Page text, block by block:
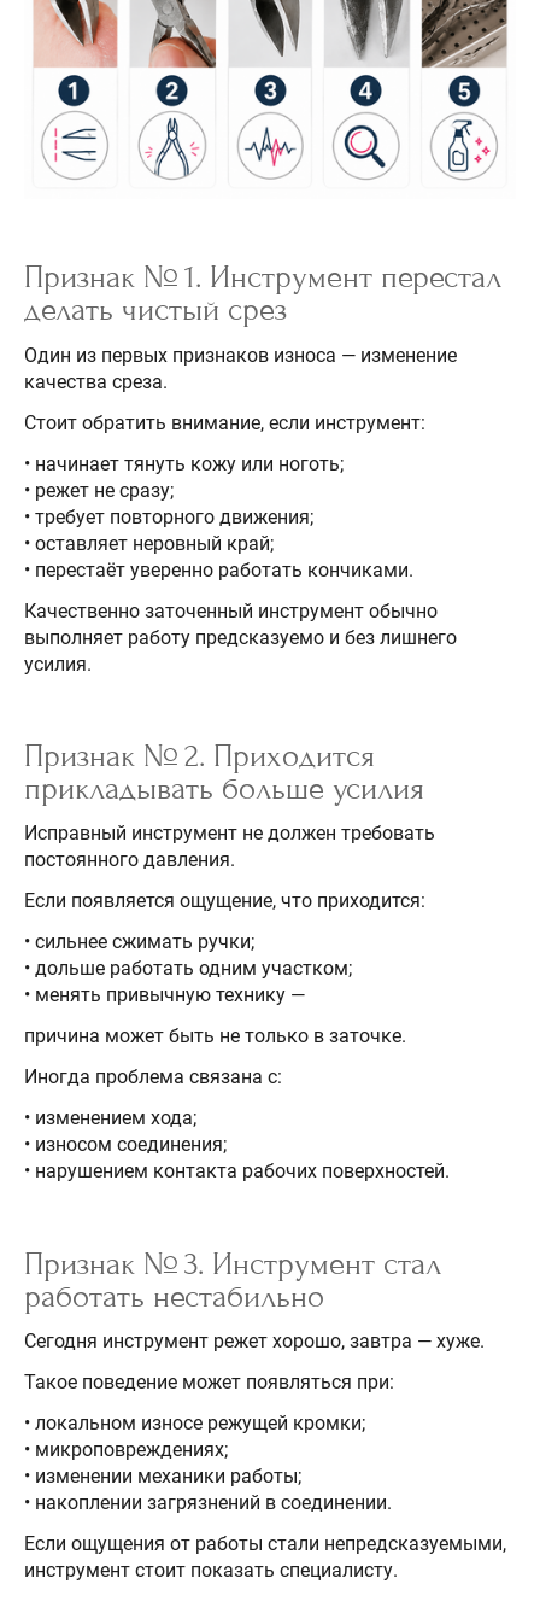
Признак № 1. Инструмент перестал
делать чистый срез
Один из первых признаков износа — изменение
качества среза.
Стоит обратить внимание, если инструмент:
• начинает тянуть кожу или ноготь;
• режет не сразу;
• требует повторного движения;
• оставляет неровный край;
• перестаёт уверенно работать кончиками.
Качественно заточенный инструмент обычно
выполняет работу предсказуемо и без лишнего
усилия.
Признак № 2. Приходится
прикладывать больше усилия
Исправный инструмент не должен требовать
постоянного давления.
Если появляется ощущение, что приходится:
• сильнее сжимать ручки;
• дольше работать одним участком;
• менять привычную технику —
причина может быть не только в заточке.
Иногда проблема связана с:
• изменением хода;
• износом соединения;
• нарушением контакта рабочих поверхностей.
Признак № 3. Инструмент стал
работать нестабильно
Сегодня инструмент режет хорошо, завтра — хуже.
Такое поведение может появляться при:
• локальном износе режущей кромки;
• микроповреждениях;
• изменении механики работы;
• накоплении загрязнений в соединении.
Если ощущения от работы стали непредсказуемыми,
инструмент стоит показать специалисту.